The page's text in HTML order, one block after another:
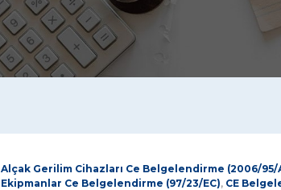
Alçak Gerilim Cihazları Ce Belgelendirme (2006/95/
Ekipmanlar Ce Belgelendirme (97/23/EC), CE